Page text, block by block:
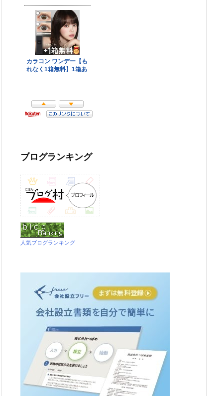
ブログランキング
人気ブログランキング